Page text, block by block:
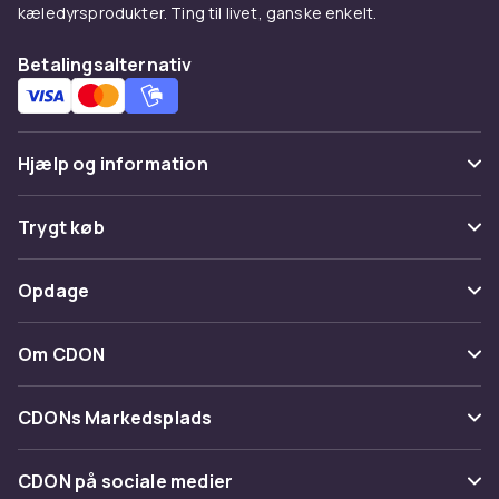
Nodestativ
Specifikationer:
Varemodelnummer: BD-663
Rytmer: 200
Toner: 200
kæledyrsprodukter. Ting til livet, ganske enkelt.
Betalingsalternativ
Hjælp og information
Ofte stillede spørgsmål
Spor pakke
Fortryd & returner her
Kontakt os
Trygt køb
Betaling
Levering
Tilbagekaldelser
Opdage
Kategorier
Maerke
Om CDON
Om os
Kundeanmeldelser
CDONs Markedsplads
Merchant Help Center
CDON på sociale medier